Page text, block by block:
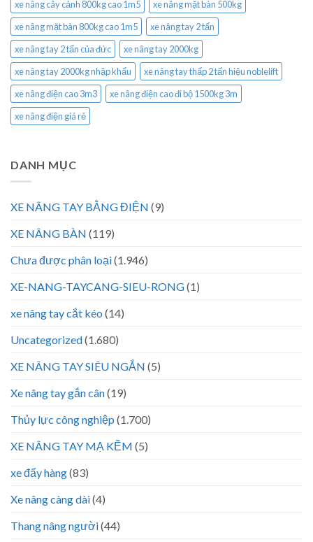
xe nâng cây cảnh 800kg cao 1m5
xe nâng mặt bàn 500kg
xe nâng mặt bàn 800kg cao 1m5
xe nâng tay 2 tấn
xe nâng tay 2 tấn của đức
xe nâng tay 2000kg
xe nâng tay 2000kg nhập khẩu
xe nâng tay thấp 2 tấn hiệu noblelift
xe nâng điện cao 3m3
xe nâng điện cao đi bộ 1500kg 3m
xe nâng điện giá rẻ
DANH MỤC
XE NÂNG TAY BẰNG ĐIỆN (9)
XE NÂNG BÀN (119)
Chưa được phân loại(1.946)
XE-NANG-TAYCANG-SIEU-RONG(1)
xe nâng tay cắt kéo (14)
Uncategorized(1.680)
XE NÂNG TAY SIÊU NGẮN (5)
Xe nâng tay gắn cân(19)
Thủy lực công nghiệp (1.700)
XE NÂNG TAY MẠ KẼM (5)
xe đẩy hàng(83)
Xe nâng càng dài(4)
Thang nâng người(44)